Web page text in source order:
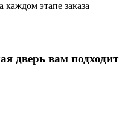
этапе заказа
дверь вам подходит